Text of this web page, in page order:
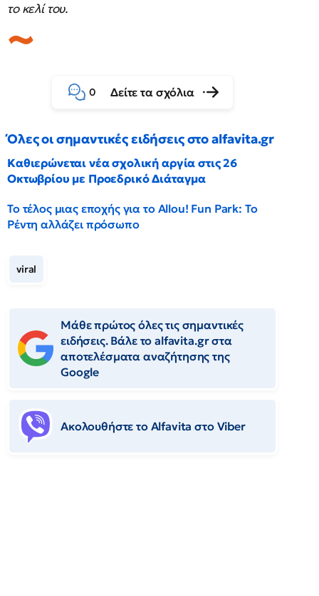
το κελί του.
0 Δείτε τα σχόλια
Όλες οι σημαντικές ειδήσεις στο alfavita.gr
Καθιερώνεται νέα σχολική αργία στις 26
Οκτωβρίου με Προεδρικό Διάταγμα
Το τέλος μιας εποχής για το Allou! Fun Park: Το
Ρέντη αλλάζει πρόσωπο
viral
Μάθε πρώτος όλες τις σημαντικές
ειδήσεις. Βάλε το alfavita.gr στα
αποτελέσματα αναζήτησης της
Google
Ακολουθήστε το Αlfavita στο Viber